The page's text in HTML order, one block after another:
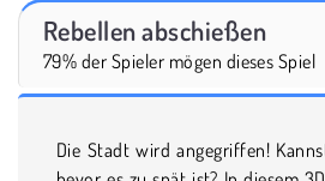
Rebellen abschießen
79% der Spieler mögen dieses Spiel
Die Stadt wird angegriffen!